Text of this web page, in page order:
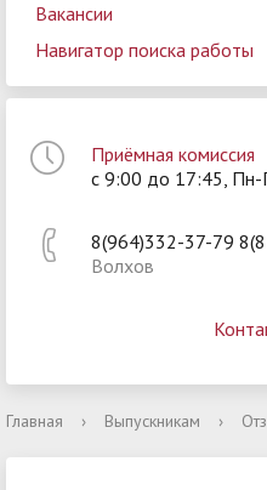
Вакансии
Навигатор поиска работы
Приёмная комиссия
с 9:00 до 17:45, Пн-
8(964)332-37-79
Волхов
Главная › Выпускникам ›